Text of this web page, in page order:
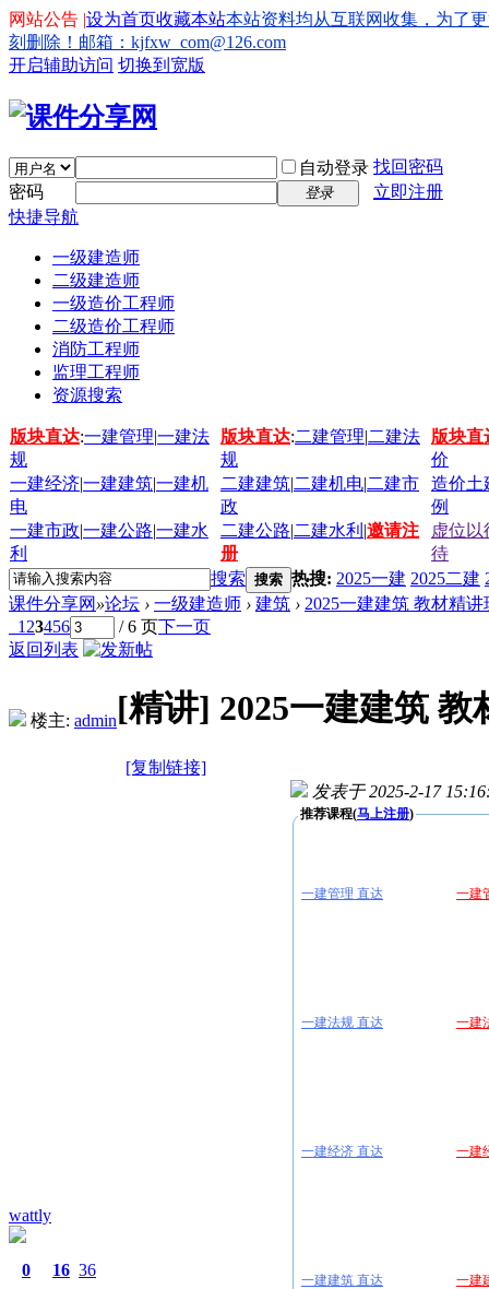
设为首页收藏本站
网站公告 |
本站资料均从互联网收集，为了
刻删除！邮箱：kjfxw_com@126.com
开启辅助访问 切换到宽版
自动登录 找回密码
密码
登录
立即注册
快捷导航
一级建造师
二级建造师
一级造价工程师
二级造价工程师
消防工程师
监理工程师
资源搜索
版块直达:一建管理|一建法
规
版块直达:二建管理|二建法
规
版块直
价
一建经济|一建建筑|一建机
电
二建建筑|二建机电|二建市
政
造价土
例
一建市政|一建公路|一建水
利
二建公路|二建水利 |邀请注
册
虚位以
待
搜索 搜索 热搜: 2025一建 2025二建
课件分享网 »论坛 › 一级建造师 › 建筑 › 2025一建建筑 教材精
1 23456 / 6 页下一页
返回列表
楼主: admin[精讲] 2025一建建筑
[复制链接]
wattly
0 16 36
发表于 2025-2-17
推荐课程(马上注册)
一建管理 直达 一建
一建法规 直达
一建经济 直达
一建建筑 直达